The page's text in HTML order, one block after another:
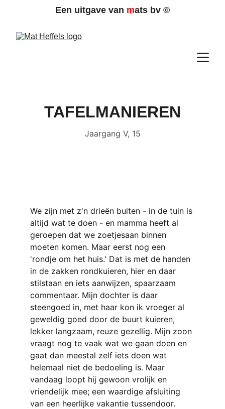
Een uitgave van mats bv ©
TAFELMANIEREN
Jaargang V, 15
We zijn met z'n drieën buiten - in de tuin is
altijd wat te doen - en mamma heeft al
geroepen dat we zoetjesaan binnen
moeten komen. Maar eerst nog een
'rondje om het huis.' Dat is met de handen
in de zakken rondkuieren, hier en daar
stilstaan en iets aanwijzen, spaarzaam
commentaar. Mijn dochter is daar
steengoed in, met haar kon ik vroeger al
geweldig goed door de buurt kuieren,
lekker langzaam, reuze gezellig. Mijn zoon
vraagt nog te vaak wat we gaan doen en
gaat dan meestal zelf iets doen wat
helemaal niet de bedoeling is. Maar
vandaag loopt hij gewoon vrolijk en
vriendelijk mee; een waardige afsluiting
van een heerlijke vakantie tussendoor.